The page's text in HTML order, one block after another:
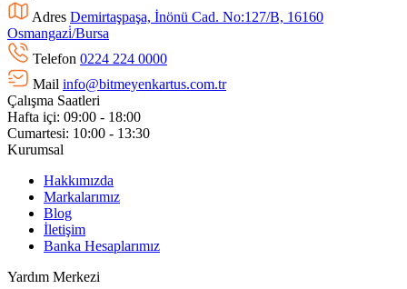
Adres Demirtaşpaşa, İnönü Cad. No:127/B, 16160
Osmangazi̇/Bursa
Telefon 0224 224 0000
Mail info@bitmeyenkartus.com.tr
Çalışma Saatleri
Hafta içi: 09:00 - 18:00
Cumartesi: 10:00 - 13:30
Kurumsal
Hakkımızda
Markalarımız
Blog
İletişim
Banka Hesaplarımız
Yardım Merkezi